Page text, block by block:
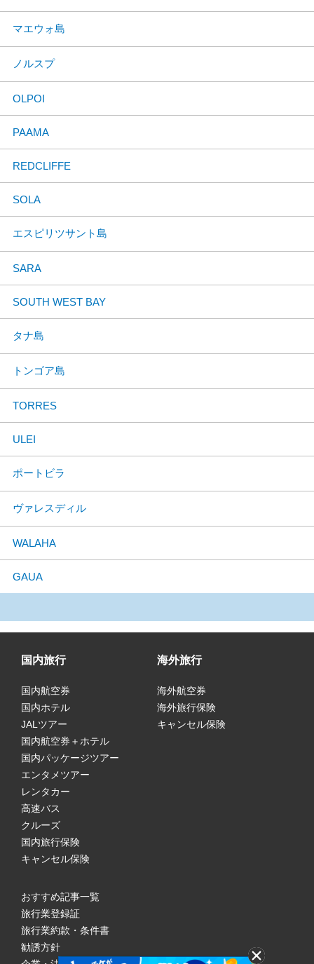
マエウォ島
ノルスプ
OLPOI
PAAMA
REDCLIFFE
SOLA
エスピリツサント島
SARA
SOUTH WEST BAY
タナ島
トンゴア島
TORRES
ULEI
ポートビラ
ヴァレスディル
WALAHA
GAUA
国内旅行
国内航空券
国内ホテル
JALツアー
国内航空券＋ホテル
国内パッケージツアー
エンタメツアー
レンタカー
高速バス
クルーズ
国内旅行保険
キャンセル保険
海外旅行
海外航空券
海外旅行保険
キャンセル保険
おすすめ記事一覧
旅行業登録証
旅行業約款・条件書
勧誘方針